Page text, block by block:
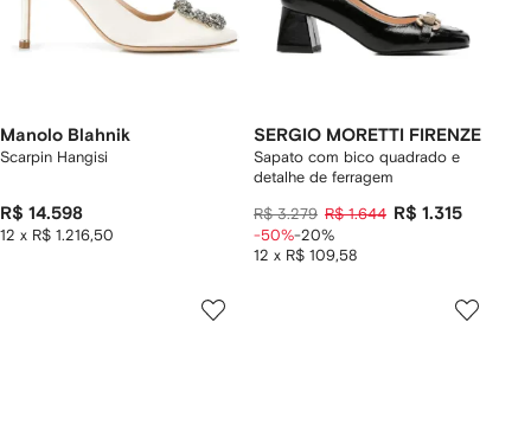
Manolo Blahnik
Scarpin Hangisi
R$ 14.598
12 x R$ 1.216,50
SERGIO MORETTI FIRENZE
Sapato com bico quadrado e
detalhe de ferragem
R$ 3.279 R$ 1.644 R$ 1.315
12 x R$ 109,58
-50%-20%